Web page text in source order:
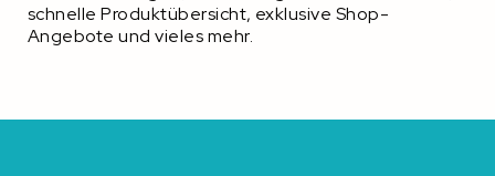
schnelle Produktübersicht, exklusive Shop-
Angebote und vieles mehr.